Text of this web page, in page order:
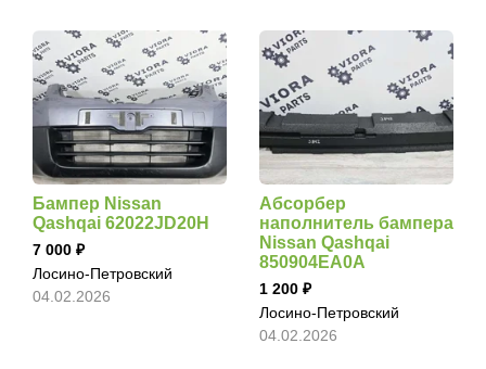
Бампер Nissan
Qashqai 62022JD20H
7 000
Лосино-Петровский
04.02.2026
Абсорбер
наполнитель бампера
Nissan Qashqai
850904EA0A
1 200
Лосино-Петровский
04.02.2026